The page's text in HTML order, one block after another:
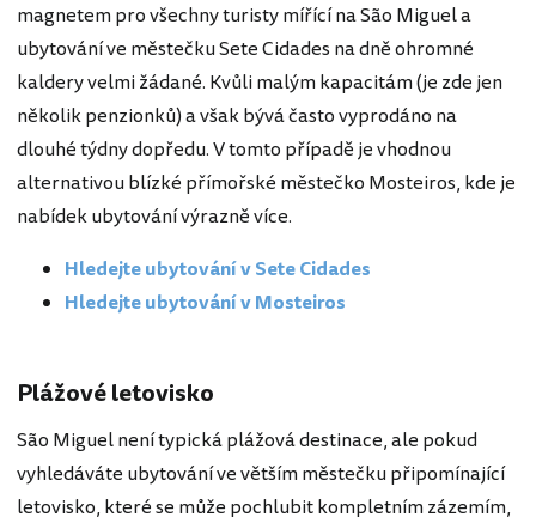
magnetem pro všechny turisty mířící na São Miguel a
ubytování ve městečku Sete Cidades na dně ohromné
kaldery velmi žádané. Kvůli malým kapacitám (je zde jen
několik penzionků) a však bývá často vyprodáno na
dlouhé týdny dopředu. V tomto případě je vhodnou
alternativou blízké přímořské městečko Mosteiros, kde je
nabídek ubytování výrazně více.
Hledejte ubytování v Sete Cidades
Hledejte ubytování v Mosteiros
Plážové letovisko
São Miguel není typická plážová destinace, ale pokud
vyhledáváte ubytování ve větším městečku připomínající
letovisko, které se může pochlubit kompletním zázemím,